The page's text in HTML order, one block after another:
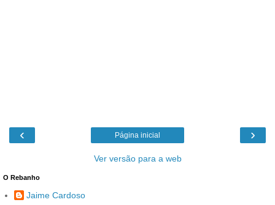
‹ ›
Página inicial
Ver versão para a web
O Rebanho
Jaime Cardoso